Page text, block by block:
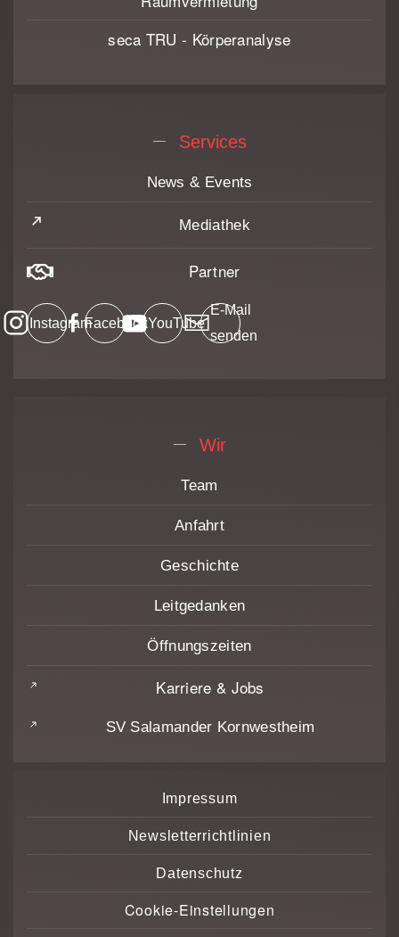
seca TRU - Körperanalyse
Services
News & Events
Mediathek
Partner
InstagramFacebookYouTube
E-Mail
senden
Wir
Team
Anfahrt
Geschichte
Leitgedanken
Öffnungszeiten
Karriere & Jobs
SV Salamander Kornwestheim
Impressum
Newsletterrichtlinien
Datenschutz
Cookie-Einstellungen